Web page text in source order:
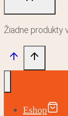
Žiadne produkty
Eshop